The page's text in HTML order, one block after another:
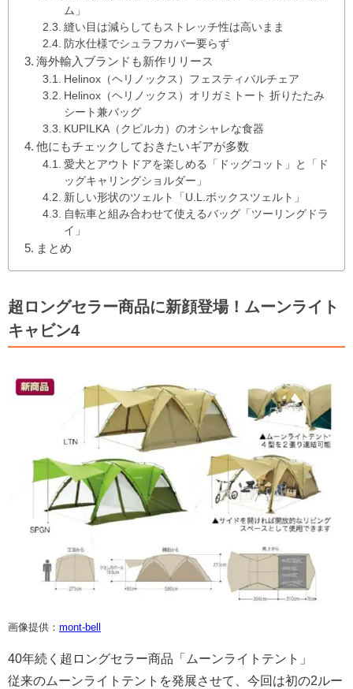
ム」
縫い目は減らしてもストレッチ性は高いまま
防水仕様でシュラフカバー要らず
海外輸入ブランドも新作リリース
Helinox（ヘリノックス）フェスティバルチェア
Helinox（ヘリノックス）オリガミトート 折りたたみ
シート兼バッグ
KUPILKA（クピルカ）のオシャレな食器
他にもチェックしておきたいギアが多数
愛犬とアウトドアを楽しめる「ドッグコット」と「ド
ッグキャリングショルダー」
新しい形状のツェルト「U.L.ボックスツェルト」
自転車と組み合わせて使えるバッグ「ツーリングドラ
イ」
まとめ
超ロングセラー商品に新顔登場！ムーンライト
キャビン4
画像提供： mont-bell
40年続く超ロングセラー商品「ムーンライトテント」
従来のムーンライトテントを発展させて、今回は初の2ルー